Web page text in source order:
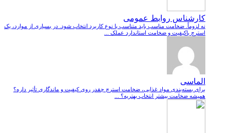
کارشناس روابط عمومی
نه لزوماً. ضخامت مناسب باید متناسب با نوع کاربرد انتخاب شود. در بسیاری از موارد، یک
استرچ باکیفیت و ضخامت استاندارد عملک ...
الماسی
برای بسته‌بندی مواد غذایی، ضخامت استرچ چقدر روی کیفیت و ماندگاری تأثیر داره؟
همیشه ضخامت بیشتر انتخاب بهتریه؟ ...